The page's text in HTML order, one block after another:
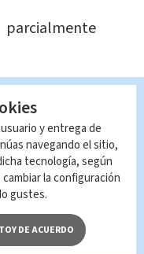
y entrega de
navegando el sitio,
tecnología, según
cambiar la configuración
gustes.
DE ACUERDO